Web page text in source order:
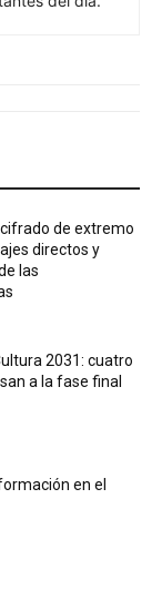
de extremo
directos y
las
2031: cuatro
a la fase final
en el